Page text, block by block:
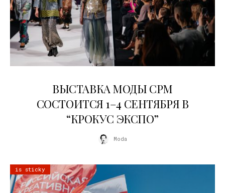
ВЫСТАВКА МОДЫ CPM
СОСТОИТСЯ 1–4 СЕНТЯБРЯ В
“КРОКУС ЭКСПО”
Moda
is sticky